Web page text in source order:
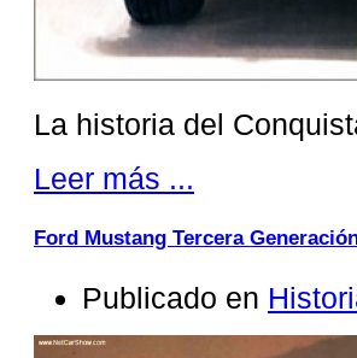
La historia del
Leer más ...
Ford Mustang Tercera
Publicado en